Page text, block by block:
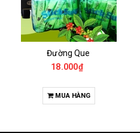
Đường Que
18.000₫
MUA HÀNG